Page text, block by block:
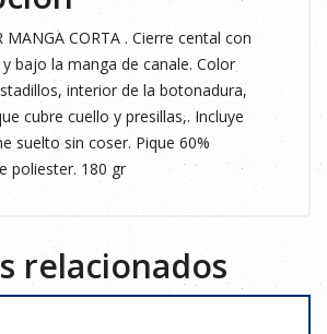
MANGA CORTA . Cierre cental con
bajo la manga de canale. Color
interior de la botonadura,
cubre cuello y presillas,. Incluye
suelto sin coser. Pique 60%
poliester. 180 gr
relacionados